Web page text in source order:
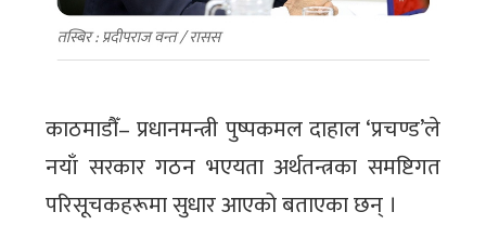
काठमाडौँ– प्रधानमन्त्री पुष्पकमल दाहाल ‘प्रचण्ड’ले
नयाँ सरकार गठन भएयता अर्थतन्त्रका समष्टिगत
परिसूचकहरूमा सुधार आएको बताएका छन् ।